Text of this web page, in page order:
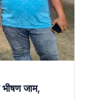
भीषण जाम,